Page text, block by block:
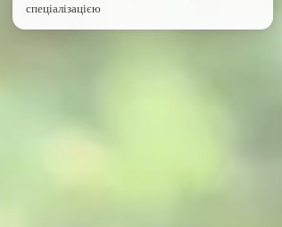
спеціалізацією